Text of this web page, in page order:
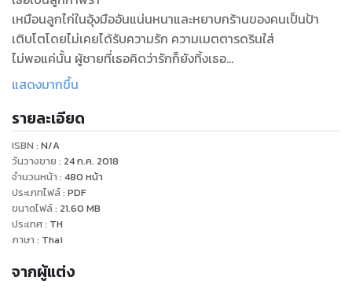
เหมือนลูกไก่ในอุ้งมืออันแน่นหนาและหยาบกร้านของคนเป็นป้า
เติบโตโดยไม่เคยได้รับความรัก ความเมตตารดรินใส่
ไม่พอแค่นั้น ผู้ชายที่เธอคิดว่ารักก็ยังทิ้งเธอ
คืนที่สูญเสียเธอประชดชีวิตอย่างหนัก
ชายหนุ่มแปลกหน้า
เสียตัวหรือไม่เสีย เธอตอบไม่ได้
เธอจึงถูกส่งไปให้ตาแก่ คนพ่อ งานแต่งรวบรัด ก่อนเธอจะพบว่า
ชายหนุ่มในคืนหลอกลวงคือลูกชายของตาแก่
เขาชื่อ พินิจนัย
เธอร้องไห้ และร้องไห้ อย่างเจ็บปวดแสนสาหัสก่อนจะปาดน้ำตา
ออก
ได้เวลาทวงชีวิตตัวเองมาลิขิตเอง ในความมุ่งมั่นอันโดดเดี่ยว
แสดงมากขึ้น
รายละเอียด
ISBN : N/A
วันวางขาย : 24 ก.ค. 2018
จำนวนหน้า : 480 หน้า
ประเภทไฟล์: PDF
ขนาดไฟล์: 21.60 MB
ประเทศ: TH
ภาษา : Thai
จากผู้แต่ง